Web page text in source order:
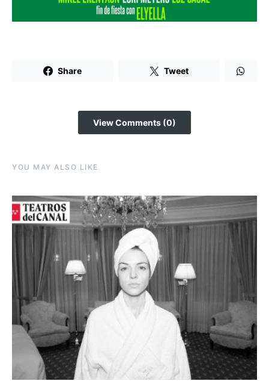
Share Tweet
View Comments (0)
YOU MAY ALSO LIKE